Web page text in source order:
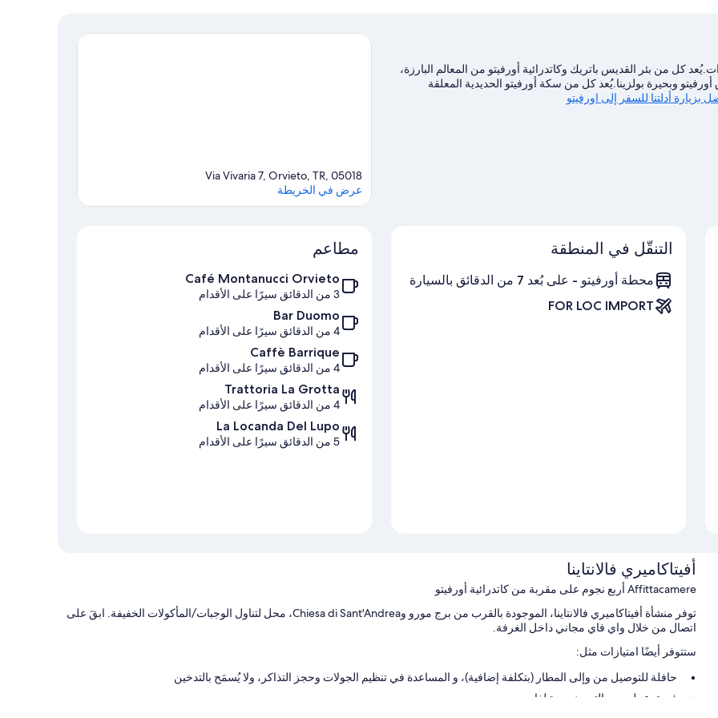
كل من بئر القديس باتريك وكاتدرائية أورفيتو‬ من المعالم البارزة،
وبحيرة بولزينا.يُعد كل من سكة أورفيتو الحديدية المعلقة
بزيارة أدلتنا للسفر إلى اورفيتو
Via Vivaria 7, Orvieto, TR, 05018
عرض في الخريطة
التنقّل في المنطقة
محطة أورفيتو - على بُعد 7 من الدقائق بالسيارة
FOR LOC IMPORT
مطاعم
Café Montanucci Orvieto
3 من الدقائق سيرًا على الأقدام
Bar Duomo
4 من الدقائق سيرًا على الأقدام
Caffè Barrique
4 من الدقائق سيرًا على الأقدام
Trattoria La Grotta
4 من الدقائق سيرًا على الأقدام
La Locanda Del Lupo
5 من الدقائق سيرًا على الأقدام
أفيتاكاميري فالانتاينا
Affittacamere أربع نجوم على مقربة من كاتدرائية أورفيتو‬
توفر منشأة أفيتاكاميري فالانتاينا، الموجودة بالقرب من برج مورو وChiesa di Sant'Andrea، محل لتناول الوجبات/المأكولات الخفيفة. ابقَ على
اتصال من خلال واي فاي مجاني داخل الغرفة.
ستتوفر أيضًا امتيازات مثل:
حافلة للتوصيل من وإلى المطار (بتكلفة إضافية)، و المساعدة في تنظيم الجولات وحجز التذاكر، ولا يُسمَح بالتدخين
فريق عمل يجيد التحدث بعدة لغات